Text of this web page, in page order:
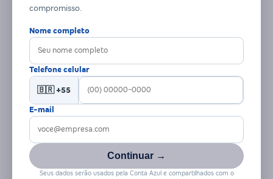
compromisso.
Nome completo
Telefone celular
🇧🇷 +55
E-mail
Continuar →
Seus dados serão usados pela Conta Azul e compartilhados com o